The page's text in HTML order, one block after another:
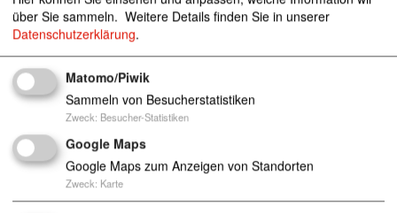
Kinder- und Jugendzentrum Hoyerswerda
Kinder Jugendliche
Kinder- und Jugenzentrum Hoyerswerda - I
nobhutnahme
Kinder Jugendliche Unterstützung
Betreuung
über Sie sammeln. Weitere Details finden Sie in unserer
Datenschutzerklärung.
Matomo/Piwik
Sammeln von Besucherstatistiken
Zweck: Besucher-Statistiken
Google Maps
Google Maps zum Anzeigen von Standorten
Zweck: Karte